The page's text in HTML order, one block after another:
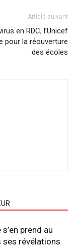
Article suivant
en RDC, l’Unicef
pour la réouverture
des écoles
prend au
ses révélations